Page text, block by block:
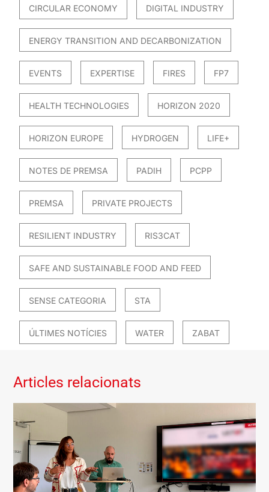
CIRCULAR ECONOMY DIGITAL INDUSTRY
ENERGY TRANSITION AND DECARBONIZATION
EVENTS EXPERTISE FIRES FP7
HEALTH TECHNOLOGIES HORIZON 2020
HORIZON EUROPE HYDROGEN LIFE+
NOTES DE PREMSA PADIH PCPP
PREMSA PRIVATE PROJECTS
RESILIENT INDUSTRY RIS3CAT
SAFE AND SUSTAINABLE FOOD AND FEED
SENSE CATEGORIA STA
ÚLTIMES NOTÍCIES WATER ZABAT
Articles relacionats